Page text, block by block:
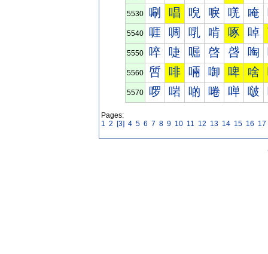
5530 唰 唱 唲 唳 唴 唵
5540 啀 啁 啂 啃 啄 啅
5550 啐 啑 啒 啓 啔 啕
5560 啠 啡 啢 啣 啤 啥
5570 啰 啱 啲 啳 啴 啵
Pages:
1 2 [3] 4 5 6 7 8 9 10 11 12 13 14 15 16 17